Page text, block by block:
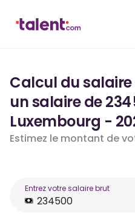
Calcul du
un salaire de
Luxembourg -
Estimez le montant de
Entrez votre salaire brut